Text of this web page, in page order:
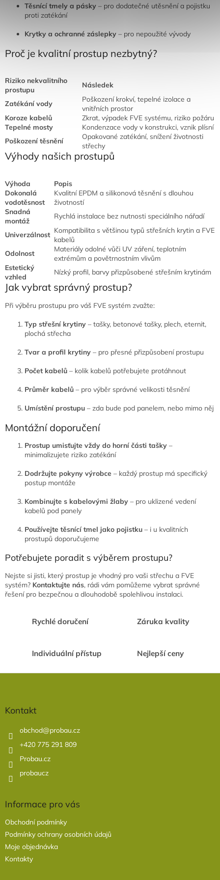
Těsnící tmely a pásky – pro dodatečné utěsnění a pojistku
proti zatékání
Krytky a ochranné záslepky – pro nepoužité vývody
Proč je kvalitní prostup nezbytný?
Riziko nekvalitního
prostupu
Následek
Zatékání vody
Poškození krokví, tepelné izolace a
vnitřních prostor
Koroze kabelů
Zkrat, výpadek FVE systému, riziko požáru
Tepelné mosty
Kondenzace vody v konstrukci, vznik plísní
Poškození těsnění
Opakované zatékání, snížení životnosti
střechy
Výhody našich prostupů
Výhoda
Popis
Dokonalá
vodotěsnost
Kvalitní EPDM a silikonová těsnění s dlouhou
životností
Snadná
montáž
Rychlá instalace bez nutnosti speciálního nářadí
Univerzálnost Kompatibilita s většinou typů střešních krytin a FVE
kabelů
Odolnost
Materiály odolné vůči UV záření, teplotním
extrémům a povětrnostním vlivům
Estetický
vzhled
Nízký profil, barvy přizpůsobené střešním krytinám
Jak vybrat správný prostup?
Při výběru prostupu pro váš FVE systém zvažte:
Typ střešní krytiny – tašky, betonové tašky, plech, eternit,
plochá střecha
Tvar a profil krytiny – pro přesné přizpůsobení prostupu
Počet kabelů – kolik kabelů potřebujete protáhnout
Průměr kabelů – pro výběr správné velikosti těsnění
Umístění prostupu – zda bude pod panelem, nebo mimo něj
Montážní doporučení
Prostup umisťujte vždy do horní části tašky –
minimalizujete riziko zatékání
Dodržujte pokyny výrobce – každý prostup má specifický
postup montáže
Kombinujte s kabelovými žlaby – pro uklizené vedení
kabelů pod panely
Používejte těsnící tmel jako pojistku – i u kvalitních
prostupů doporučujeme
Potřebujete poradit s výběrem prostupu?
Nejste si jisti, který prostup je vhodný pro vaši střechu a FVE
systém? Kontaktujte nás, rádi vám pomůžeme vybrat správné
řešení pro bezpečnou a dlouhodobě spolehlivou instalaci.
Rychlé doručení Záruka kvality
Individuální přístup Nejlepší ceny
Z
Kontakt
obchod@probau.cz
+420 775 291 809
Probau.cz
probaucz
Informace pro vás
Obchodní podmínky
Podmínky ochrany osobních údajů
Moje objednávka
Kontakty